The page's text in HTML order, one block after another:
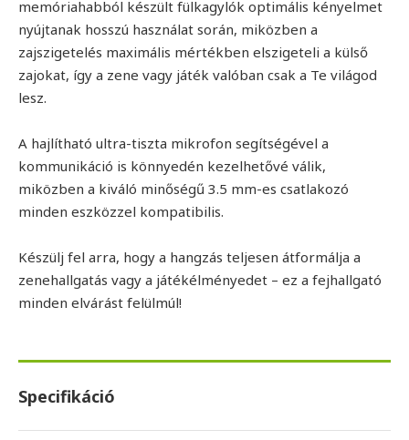
memóriahabból készült fülkagylók optimális kényelmet
nyújtanak hosszú használat során, miközben a
zajszigetelés maximális mértékben elszigeteli a külső
zajokat, így a zene vagy játék valóban csak a Te világod
lesz.
A hajlítható ultra-tiszta mikrofon segítségével a
kommunikáció is könnyedén kezelhetővé válik,
miközben a kiváló minőségű 3.5 mm-es csatlakozó
minden eszközzel kompatibilis.
Készülj fel arra, hogy a hangzás teljesen átformálja a
zenehallgatás vagy a játékélményedet – ez a fejhallgató
minden elvárást felülmúl!
Specifikáció